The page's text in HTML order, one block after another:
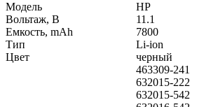
Модель
HP
Вольтаж, В
11.1
Емкость, mAh
7800
Тип
Li-ion
Цвет
черный
463309-241
632015-222
632015-542